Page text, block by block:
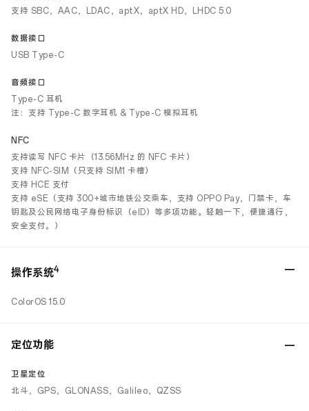
支持 SBC，AAC，LDAC，aptX，aptX HD，LHDC 5.0
数据接口
USB Type-C
音频接口
Type-C 耳机
注：支持 Type-C 数字耳机 & Type-C 模拟耳机
NFC
支持读写 NFC 卡片（13.56MHz 的 NFC 卡片）
支持 NFC-SIM（只支持 SIM1 卡槽）
支持 HCE 支付
支持 eSE（支持 300+城市地铁公交乘车，支持 OPPO Pay，门禁卡，车
钥匙及公民网络电子身份标识（eID）等多项功能。轻触一下，便捷通行，
安全支付。）
操作系统4
ColorOS 15.0
定位功能
卫星定位
北斗，GPS，GLONASS，Galileo，QZSS